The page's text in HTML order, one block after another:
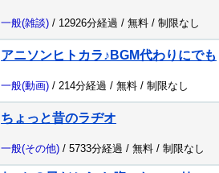
一般(雑談) / 12926分経過 / 無料 / 制限なし
アニソンヒトカラ♪BGM代わりにでも
一般(動画) / 214分経過 / 無料 / 制限なし
ちょっと昔のラヂオ
一般(その他) / 5733分経過 / 無料 / 制限なし